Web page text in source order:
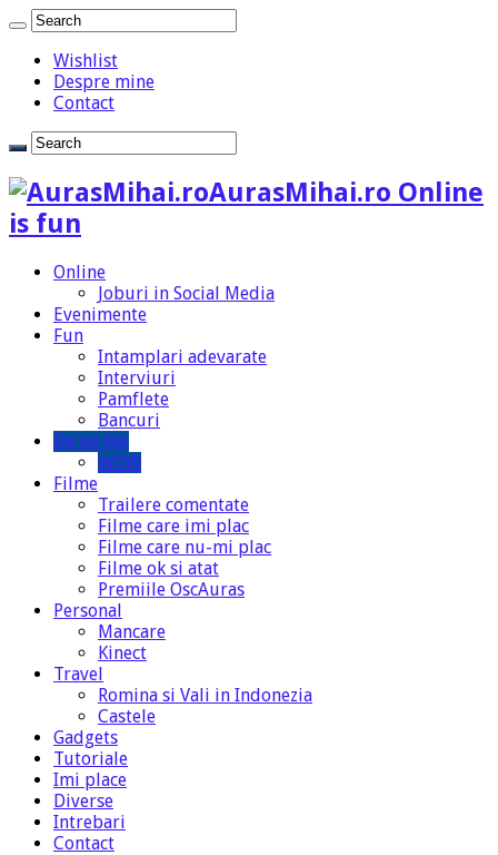
Wishlist
Despre mine
Contact
AurasMihai.ro Online
is fun
Online
Joburi in Social Media
Evenimente
Fun
Intamplari adevarate
Interviuri
Pamflete
Bancuri
De pe net
WOW
Filme
Trailere comentate
Filme care imi plac
Filme care nu-mi plac
Filme ok si atat
Premiile OscAuras
Personal
Mancare
Kinect
Travel
Romina si Vali in Indonezia
Castele
Gadgets
Tutoriale
Imi place
Diverse
Intrebari
Contact